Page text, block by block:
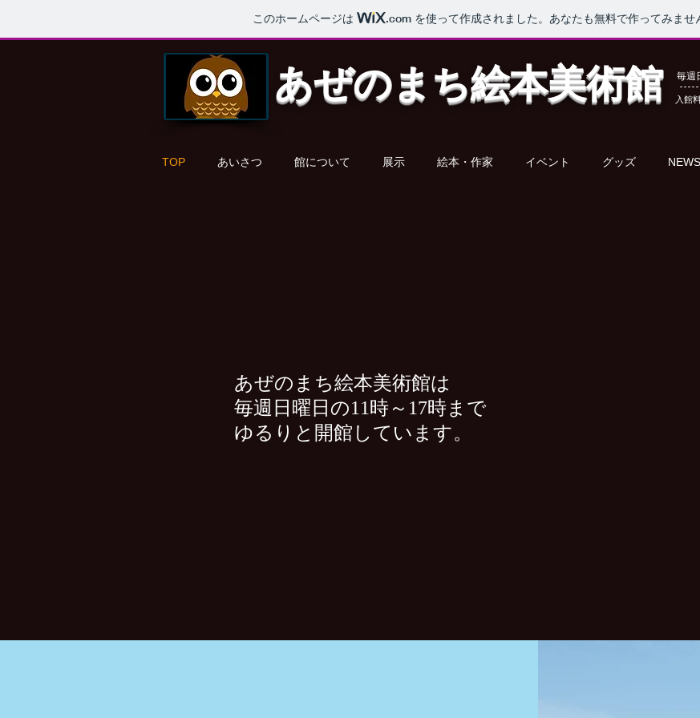
このホームページは .com を使って作成されました。あなたも無料で作ってみませ
あぜのまち絵本美術館毎週日
入館料
TOP あいさつ 館について 展示 絵本・作家 イベント グッズ NEWS
​あぜのまち絵本美術館は
毎週日曜日の11時～17時まで
ゆるりと開館しています。